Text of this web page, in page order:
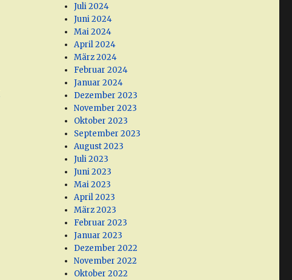
Juli 2024
Juni 2024
Mai 2024
April 2024
März 2024
Februar 2024
Januar 2024
Dezember 2023
November 2023
Oktober 2023
September 2023
August 2023
Juli 2023
Juni 2023
Mai 2023
April 2023
März 2023
Februar 2023
Januar 2023
Dezember 2022
November 2022
Oktober 2022